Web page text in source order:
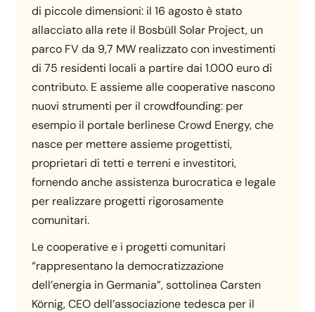
di piccole dimensioni: il 16 agosto è stato
allacciato alla rete il Bosbüll Solar Project, un
parco FV da 9,7 MW realizzato con investimenti
di 75 residenti locali a partire dai 1.000 euro di
contributo. E assieme alle cooperative nascono
nuovi strumenti per il crowdfounding: per
esempio il portale berlinese Crowd Energy, che
nasce per mettere assieme progettisti,
proprietari di tetti e terreni e investitori,
fornendo anche assistenza burocratica e legale
per realizzare progetti rigorosamente
comunitari.
Le cooperative e i progetti comunitari
“rappresentano la democratizzazione
dell’energia in Germania”, sottolinea Carsten
Körnig, CEO dell’associazione tedesca per il